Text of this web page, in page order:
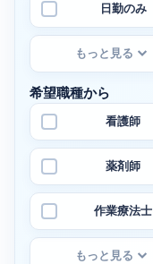
日勤のみ
もっと見る
希望職種から
看護師
薬剤師
作業療法士
もっと見る